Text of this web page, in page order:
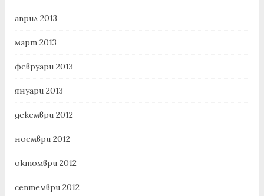
април 2013
март 2013
февруари 2013
януари 2013
декември 2012
ноември 2012
октомври 2012
септември 2012